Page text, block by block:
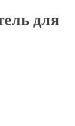
для